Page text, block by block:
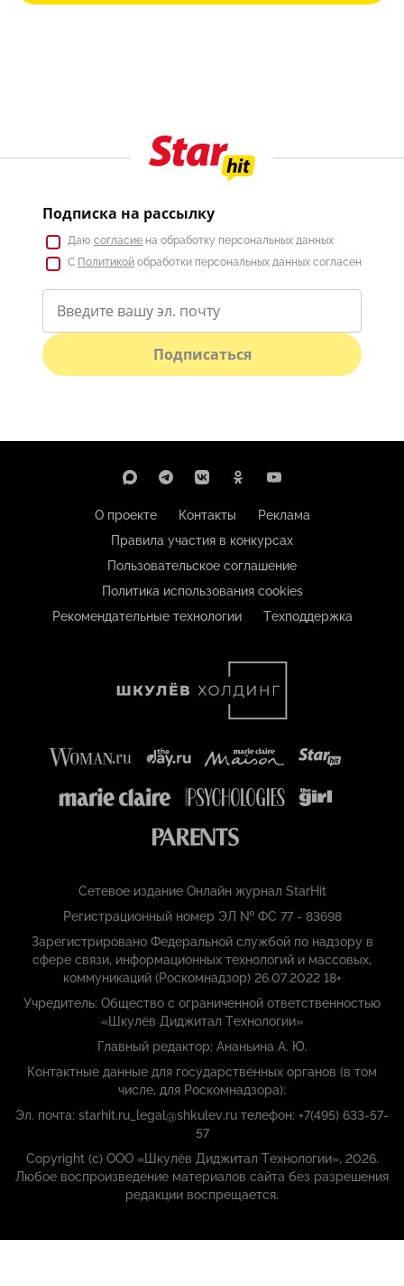
Подписка на рассылку
Даю согласие на обработку персональных данных
С Политикой обработки персональных данных согласен
Подписаться
О проекте Контакты
Реклама
Правила участия в конкурсах
Пользовательское соглашение
Политика использования cookies
Рекомендательные технологии
Техподдержка
Сетевое издание Онлайн журнал StarHit
Регистрационный номер ЭЛ № ФС 77 - 83698
Зарегистрировано Федеральной службой по надзору в
сфере связи, информационных технологий и массовых,
коммуникаций (Роскомнадзор) 26.07.2022 18+
Учредитель: Общество с ограниченной ответственностью
«Шкулёв Диджитал Технологии»
Главный редактор: Ананьина А. Ю.
Контактные данные для государственных органов (в том
числе, для Роскомнадзора):
Эл. почта: starhit.ru_legal@shkulev.ru телефон: +7(495) 633-57-
57
Copyright (с) ООО «Шкулёв Диджитал Технологии», 2026.
Любое воспроизведение материалов сайта без разрешения
редакции воспрещается.